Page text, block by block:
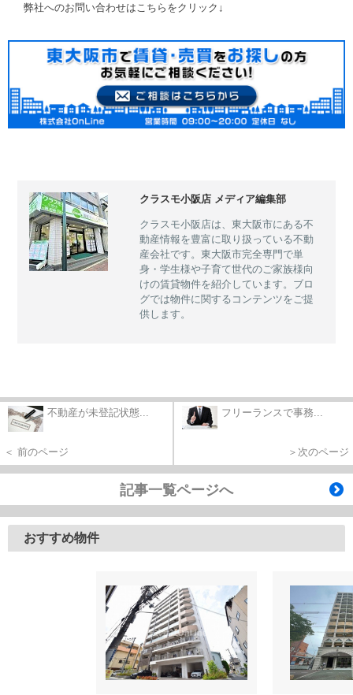
弊社へのお問い合わせはこちらをクリック↓
クラスモ小阪店 メディア編集部
クラスモ小阪店は、東大阪市にある不
動産情報を豊富に取り扱っている不動
産会社です。東大阪市完全専門で単
身・学生様や子育て世代のご家族様向
けの賃貸物件を紹介しています。ブロ
グでは物件に関するコンテンツをご提
供します。
不動産が未登記状態...
＜ 前のページ
フリーランスで事務...
＞次のページ
記事一覧ページへ
おすすめ物件